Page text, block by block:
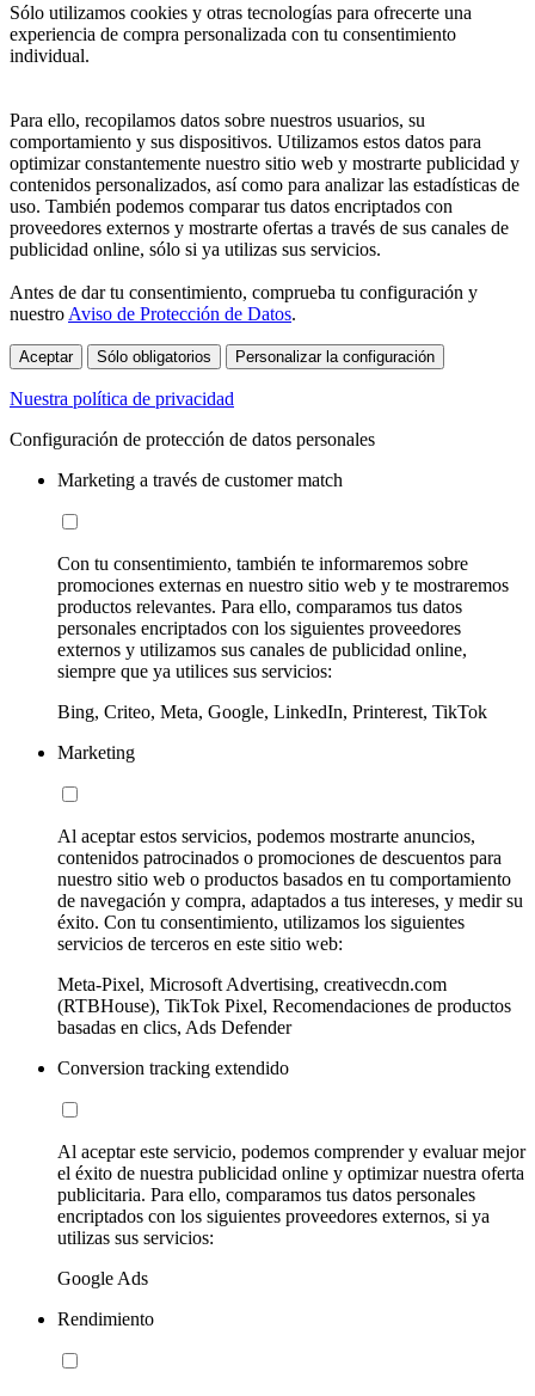
Sólo utilizamos cookies y otras tecnologías para ofrecerte una
experiencia de compra personalizada con tu consentimiento
individual.
Para ello, recopilamos datos sobre nuestros usuarios, su
comportamiento y sus dispositivos. Utilizamos estos datos para
optimizar constantemente nuestro sitio web y mostrarte publicidad y
contenidos personalizados, así como para analizar las estadísticas de
uso. También podemos comparar tus datos encriptados con
proveedores externos y mostrarte ofertas a través de sus canales de
publicidad online, sólo si ya utilizas sus servicios.
Antes de dar tu consentimiento, comprueba tu configuración y
nuestro Aviso de Protección de Datos.
Aceptar Sólo obligatorios Personalizar la configuración
Nuestra política de privacidad
Configuración de protección de datos personales
Marketing a través de customer match
Con tu consentimiento, también te informaremos sobre
promociones externas en nuestro sitio web y te mostraremos
productos relevantes. Para ello, comparamos tus datos
personales encriptados con los siguientes proveedores
externos y utilizamos sus canales de publicidad online,
siempre que ya utilices sus servicios:
Bing, Criteo, Meta, Google, LinkedIn, Printerest, TikTok
Marketing
Al aceptar estos servicios, podemos mostrarte anuncios,
contenidos patrocinados o promociones de descuentos para
nuestro sitio web o productos basados en tu comportamiento
de navegación y compra, adaptados a tus intereses, y medir su
éxito. Con tu consentimiento, utilizamos los siguientes
servicios de terceros en este sitio web:
Meta-Pixel, Microsoft Advertising, creativecdn.com
(RTBHouse), TikTok Pixel, Recomendaciones de productos
basadas en clics, Ads Defender
Conversion tracking extendido
Al aceptar este servicio, podemos comprender y evaluar mejor
el éxito de nuestra publicidad online y optimizar nuestra oferta
publicitaria. Para ello, comparamos tus datos personales
encriptados con los siguientes proveedores externos, si ya
utilizas sus servicios:
Google Ads
Rendimiento